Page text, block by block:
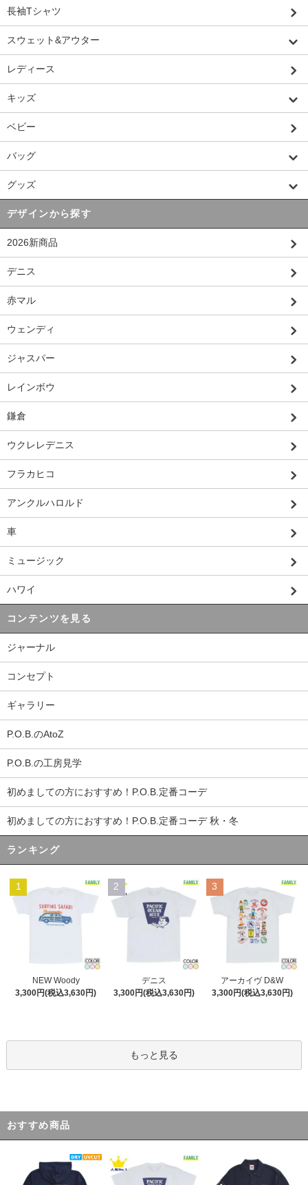
長袖Tシャツ
スウェット&アウター
レディース
キッズ
ベビー
バッグ
グッズ
デザインから探す
2026新商品
デニス
赤マル
ウェンディ
ジャスパー
レインボウ
鎌倉
ウクレレデニス
フラカヒコ
アンクルハロルド
車
ミュージック
ハワイ
コンテンツを見る
ジャーナル
コンセプト
ギャラリー
P.O.B.のAtoZ
P.O.B.の工房見学
初めましての方におすすめ！P.O.B.定番コーデ
初めましての方におすすめ！P.O.B.定番コーデ 秋・冬
ランキング
1
NEW Woody
3,300円(税込3,630円)
2
デニス
3,300円(税込3,630円)
3
アーカイヴ D&W
3,300円(税込3,630円)
もっと見る
おすすめ商品